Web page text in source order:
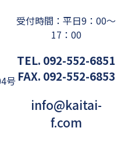
号
受付時間：平日9：00～
17：00
TEL. 092-552-6851
FAX. 092-552-6853
info@kaitai-
f.com